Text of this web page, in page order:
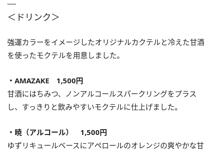
＜ドリンク＞
強運カラーをイメージしたオリジナルカクテルと冷えた甘酒
を使ったモクテルを用意しました。
・AMAZAKE 1,500円
甘酒にはちみつ、ノンアルコールスパークリングをプラス
し、すっきりと飲みやすいモクテルに仕上げました。
・暁（アルコール） 1,500円
ゆずリキュールベースにアペロールのオレンジの爽やかな甘